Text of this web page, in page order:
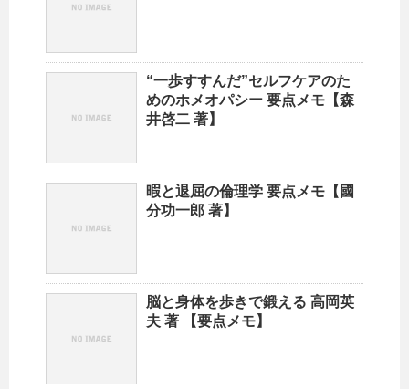
“一歩すすんだ”セルフケアのた
めのホメオパシー 要点メモ【森
井啓二 著】
暇と退屈の倫理学 要点メモ【國
分功一郎 著】
脳と身体を歩きで鍛える 高岡英
夫 著 【要点メモ】